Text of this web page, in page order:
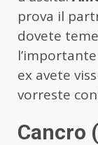
prova il
dovete
ex avete
vorreste
Cancro